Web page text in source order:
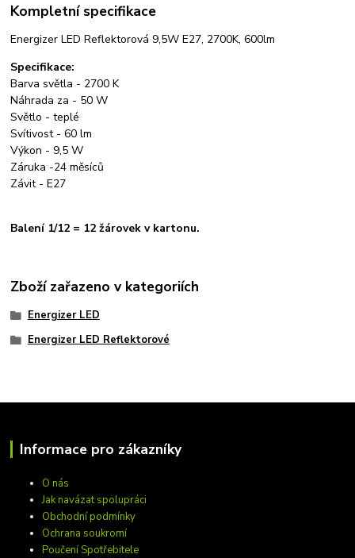
Kompletní specifikace
Energizer LED Reflektorová 9,5W E27, 2700K, 600lm
Specifikace:
Barva světla - 2700 K
Náhrada za - 50 W
Světlo - teplé
Svítivost - 60 lm
Výkon - 9,5 W
Záruka -24 měsíců
Závit - E27
Balení 1/12 = 12 žárovek v kartonu.
Zboží zařazeno v kategoriích
Energizer LED
Energizer LED Reflektorové
Informace pro zákazníky
O nás
Jak navázat spolupráci
Obchodní podmínky
Ochrana soukromí
Poučení Spotřebitele